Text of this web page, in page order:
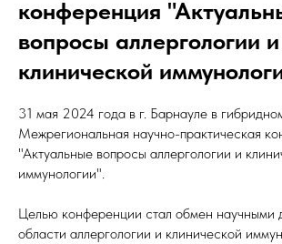
конференция
вопросы аллергологии и
клинической
31 мая 2024 года в г. Барнауле в
Межрегиональная научно-практическая
"Актуальные вопросы аллергологии и
иммунологии".
Целью конференции стал обмен научными
области аллергологии и клинической